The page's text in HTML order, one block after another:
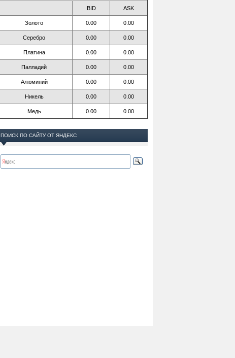
BID ASK
Золото 0.00 0.00
Серебро 0.00 0.00
Платина 0.00 0.00
Палладий 0.00 0.00
Алюминий 0.00 0.00
Никель 0.00 0.00
Медь 0.00 0.00
ПОИСК ПО САЙТУ ОТ ЯНДЕКС